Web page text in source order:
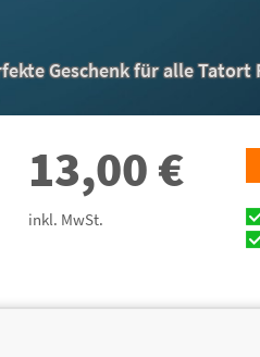
Geschenk für alle Tatort
13,00€
inkl. MwSt.